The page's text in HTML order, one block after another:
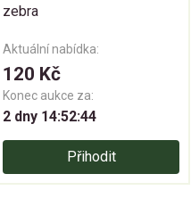
zebra
Aktuální nabídka:
120 Kč
Konec aukce za:
2 dny 14:52:43
Přihodit